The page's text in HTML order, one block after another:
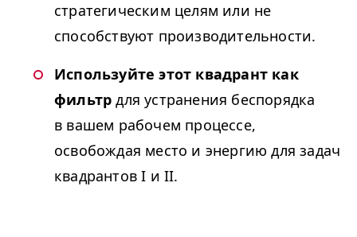
стратегическим целям или не
способствуют производительности.
Используйте этот квадрант как
фильтр для устранения беспорядка
в вашем рабочем процессе,
освобождая место и энергию для задач
квадрантов I и II.